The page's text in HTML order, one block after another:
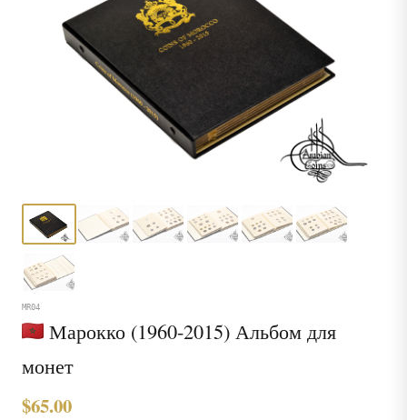
MR04
Марокко (1960-2015) Альбом для
монет
$65.00